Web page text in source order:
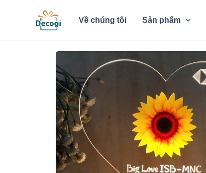
Về chúng tôi Sản phẩm